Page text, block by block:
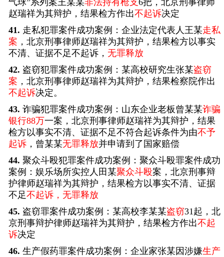
气球”系列案王某某非法持有枪支6把，北京刑事律师
赵瑞祥为其辩护，结果检方作出不起诉决定
41. 走私犯罪案件成功案例：企业法定代表人王某走私
案 ，北京刑事律师赵瑞祥为其辩护，结果检方以事实
不清、证据不足不起诉， 无罪释放
42. 盗窃犯罪案件成功案例：某高校研究生张某盗窃
案 ，北京刑事律师赵瑞祥为其辩护，结果检察院作出
不起诉决定。
43. 诈骗犯罪案件成功案例：山东企业老板曾某某诈骗
银行88万一案，北京刑事律师赵瑞祥为其辩护，结果
检方以事实不清、证据不足不符合起诉条件为由不予
起诉 ，曾某某无罪释放并申请到了国家赔偿
44. 聚众斗殴犯罪案件成功案例：聚众斗殴罪案件成功
案例：娱乐场所实控人田某聚众斗殴案，北京刑事辩
护律师赵瑞祥为其辩护，结果检方以事实不清、证据
不足不起诉，无罪释放
45. 盗窃罪案件成功案例：某高校李某某盗窃31起，北
京刑事辩护律师赵瑞祥为其辩护，结果检方作出不起
诉决定
46. 生产假药罪案件成功案例：企业家张某因涉嫌生产